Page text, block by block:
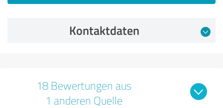
Kontaktdaten
18 Bewertungen aus
1 anderen Quelle